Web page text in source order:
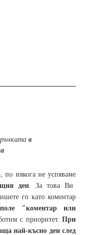
в
, по някога не успяваме
ден. За това Ви
го като коментар
"коментар или
с приоритет. При
най-късно ден след